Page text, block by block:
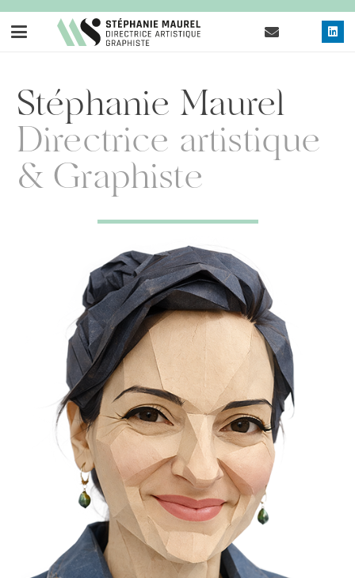
Stéphanie Maurel
Directrice artistique
& Graphiste